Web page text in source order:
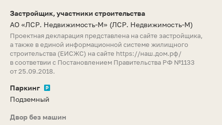
Застройщик, участники строительства
АО «ЛСР. Недвижимость-М» (ЛСР. Недвижимость-М)
Проектная декларация представлена на сайте застройщика,
а также в единой информационной системе жилищного
строительства (ЕИСЖС) на сайте https://наш.дом.рф/
в соответвии с Постановлением Правительства РФ №1133
от 25.09.2018.
Паркинг
Подземный
Двор без машин